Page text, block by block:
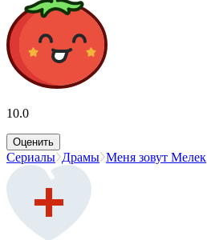
10.0
Оценить
Сериалы Драмы Меня зовут Мелек